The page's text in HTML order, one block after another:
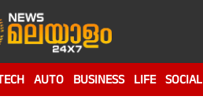
AUTO BUSINESS LIFE SOCIAL